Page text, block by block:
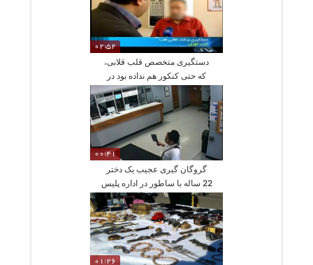
02:52
دستگیری متخصص قلب قلابی،
که حتی کنکور هم نداده بود در
مطب در حضور بیماران
00:41
گروگان گیری عجیب یک دختر
22 ساله با ساطور در اداره پلیس
01:26